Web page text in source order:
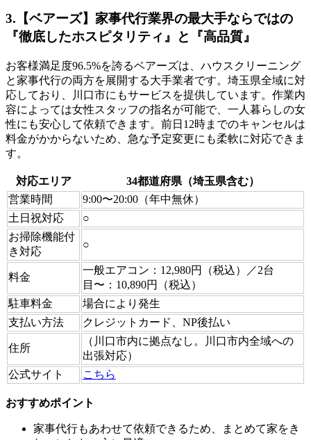
3.【ベアーズ】家事代行業界の最大手ならではの
『徹底したホスピタリティ』と『高品質』
お客様満足度96.5%を誇るベアーズは、ハウスクリーニング
と家事代行の両方を展開する大手業者です。埼玉県全域に対
応しており、川口市にもサービスを提供しています。作業内
容によっては女性スタッフの指名が可能で、一人暮らしの女
性にも安心して依頼できます。前日12時までのキャンセルは
料金がかからないため、急な予定変更にも柔軟に対応できま
す。
対応エリア
34都道府県（埼玉県含む）
営業時間
9:00〜20:00（年中無休）
土日祝対応
○
お掃除機能付
き対応
○
料金
一般エアコン：12,980円（税込）／2台
目〜：10,890円（税込）
駐車料金
場合により発生
支払い方法
クレジットカード、NP後払い
住所
（川口市内に拠点なし。川口市内全域への
出張対応）
公式サイト
こちら
おすすめポイント
家事代行もあわせて依頼できるため、まとめて家をき